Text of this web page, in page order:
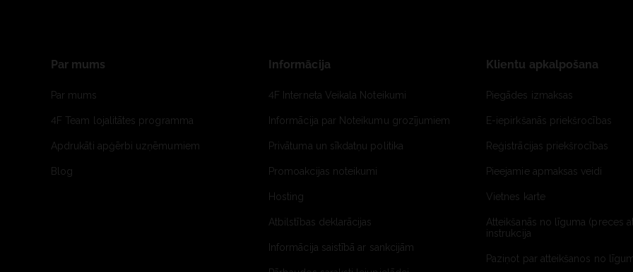
Par mums
Par mums
4F Team lojalitātes programma
Apdrukāti apģērbi uzņēmumiem
Blog
Informācija
4F Interneta Veikala Noteikumi
Informācija par Noteikumu grozījumiem
Privātuma un sīkdatņu politika
Promoakcijas noteikumi
Hosting
Atbilstības deklarācijas
Informācija saistībā ar sankcijām
Klientu apkalpošana
Piegādes izmaksas
E-iepirkšanās priekšrocības
Reģistrācijas priekšrocības
Pieejamie apmaksas veidi
Vietnes karte
Atteikšanās no līguma (preces
instrukcija
Paziņot par atteikšanos no